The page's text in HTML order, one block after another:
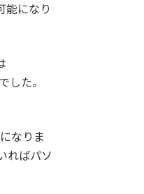
能になり
した。
なりま
ればパソ